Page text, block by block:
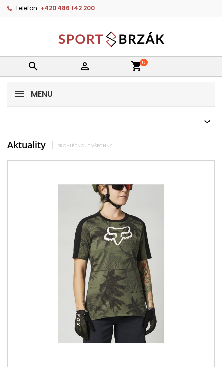
Telefon: +420 486 142 200
  shopping_cart0
MENU
Aktuality PROHLÉDNOUT VŠECHNY